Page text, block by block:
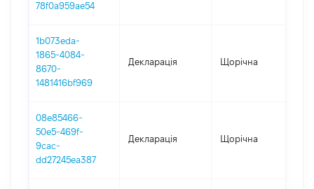
78f0a959ae54
1b073eda-
1865-4084-
8670-
1481416bf969
Декларація Щорічна
08e85466-
50e5-469f-
9cac-
dd27245ea387
Декларація Щорічна